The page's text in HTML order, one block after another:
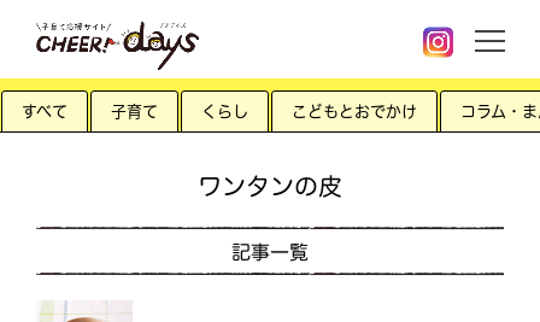
すべて 子育て くらし こどもとおでかけ コラム・
ワンタンの皮
記事一覧